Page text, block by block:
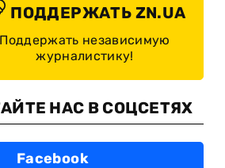
ПОДДЕРЖАТЬ ZN.UA
Поддержать независимую
журналистику!
НАС В СОЦСЕТЯХ
Facebook